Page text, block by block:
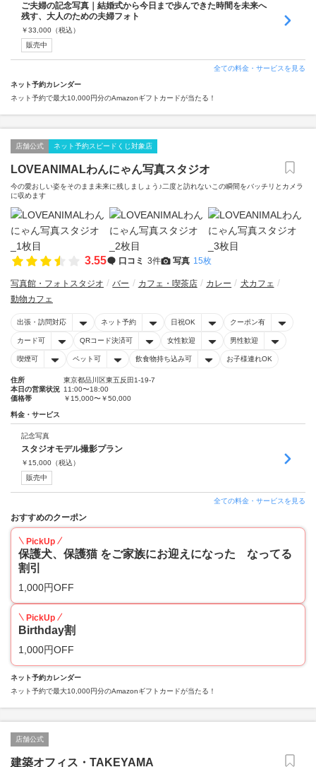
ご夫婦の記念写真｜結婚式から今日まで歩んできた時間を未来へ
残す、大人のための夫婦フォト
￥33,000 （税込）
販売中
全ての料金・サービスを見る
ネット予約カレンダー
ネット予約で最大10,000円分のAmazonギフトカードが当たる！
店舗公式 ネット予約スピードくじ対象店
LOVEANIMALわんにゃん写真スタジオ
今の愛おしい姿をそのまま未来に残しましょう♪二度と訪れないこの瞬間をバッチリとカメラ
に収めます
3.55 口コミ 3件 写真 15枚
写真館・フォトスタジオ バー カフェ・喫茶店 カレー
犬カフェ
動物カフェ
出張・訪問対応 ネット予約 日祝OK クーポン有
カード可 QRコード決済可 女性歓迎 男性歓迎
喫煙可 ペット可 飲食物持ち込み可 お子様連れOK
住所
東京都品川区東五反田1-19-7
本日の営業状況 11:00〜18:00
価格帯
￥15,000〜￥50,000
料金・サービス
記念写真
スタジオモデル撮影プラン
￥ 15,000 （税込）
販売中
全ての料金・サービスを見る
おすすめのクーポン
PickUp
保護犬、保護猫 をご家族にお迎えになった なってる
割引
1,000円OFF
PickUp
Birthday割
1,000円OFF
ネット予約カレンダー
ネット予約で最大10,000円分のAmazonギフトカードが当たる！
店舗公式
建築オフィス・TAKEYAMA